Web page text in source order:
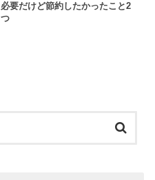
必要だけど節約したかったこと2
つ